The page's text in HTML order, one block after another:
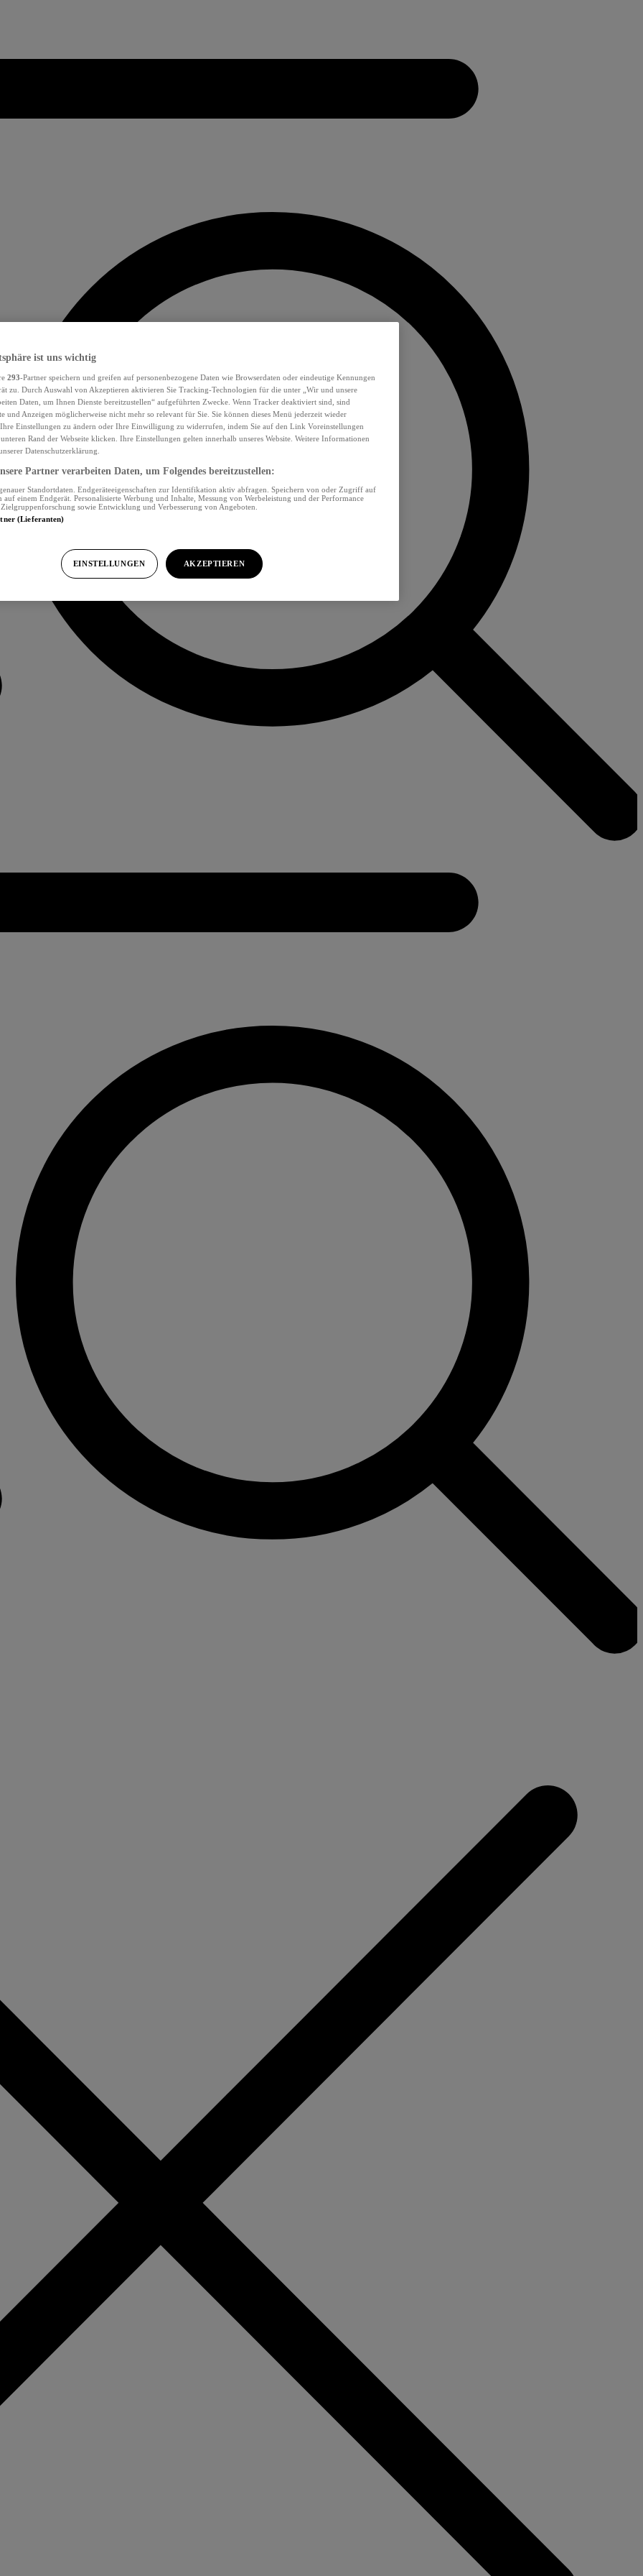
ist uns wichtig
293-Partner speichern und greifen auf personenbezogene Daten wie Browserdaten oder eindeutige Kennungen
zu. Durch Auswahl von Akzeptieren aktivieren Sie Tracking-Technologien für die unter „Wir und unsere
Daten, um Ihnen Dienste bereitzustellen“ aufgeführten Zwecke. Wenn Tracker deaktiviert sind, sind
und Anzeigen möglicherweise nicht mehr so relevant für Sie. Sie können dieses Menü jederzeit wieder
Einstellungen zu ändern oder Ihre Einwilligung zu widerrufen, indem Sie auf den Link Voreinstellungen
Rand der Webseite klicken. Ihre Einstellungen gelten innerhalb unseres Website. Weitere Informationen
Datenschutzerklärung.
Partner verarbeiten Daten, um Folgendes bereitzustellen:
Standortdaten. Endgeräteeigenschaften zur Identifikation aktiv abfragen. Speichern von oder Zugriff auf
einem Endgerät. Personalisierte Werbung und Inhalte, Messung von Werbeleistung und der Performance
sowie Entwicklung und Verbesserung von Angeboten.
(Lieferanten)
EINSTELLUNGEN AKZEPTIEREN